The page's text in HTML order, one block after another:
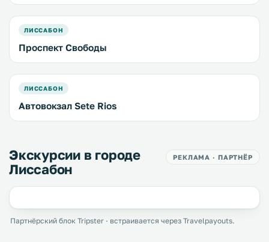
ЛИССАБОН
Проспект Свободы
ЛИССАБОН
Автовокзал Sete Rios
Экскурсии в городе
Лиссабон
РЕКЛАМА · ПАРТНЁР
Партнёрский блок Tripster · встраивается через Travelpayouts.